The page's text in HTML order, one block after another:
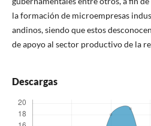
la formación de microempresas
andinos, siendo que estos
de apoyo al sector productivo de la
Descargas